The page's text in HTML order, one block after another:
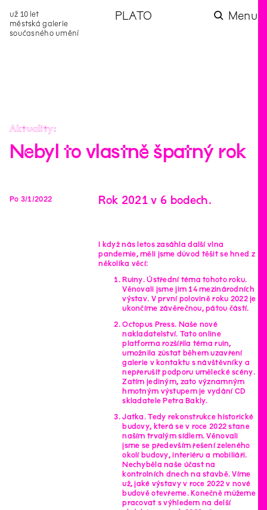
už 10 let
městská galerie
současného umění
PLATO Menu
Aktuality
Nebyl to vlastně špatný rok
Po 3/1/2022 Rok 2021 v 6 bodech.
I když nás letos zasáhla další vlna
pandemie, měli jsme důvod těšit se hned z
několika věcí:
Ruiny. Ústřední téma tohoto roku.
Věnovali jsme jim 14 mezinárodních
výstav. V první polovině roku 2022 je
ukončíme závěrečnou, pátou částí.
Octopus Press. Naše nové
nakladatelství. Tato online
platforma rozšířila téma ruin,
umožnila zůstat během uzavření
galerie v kontaktu s návštěvníky a
nepřerušit podporu umělecké scény.
Zatím jediným, zato významným
hmotným výstupem je vydání CD
skladatele Petra Bakly.
Jatka. Tedy rekonstrukce historické
budovy, která se v roce 2022 stane
naším trvalým sídlem. Věnovali
jsme se především řešení zeleného
okolí budovy, interiéru a mobiliáři.
Nechyběla naše účast na
kontrolních dnech na stavbě. Víme
už, jaké výstavy v roce 2022 v nové
budově otevřeme. Konečně můžeme
pracovat s výhledem na delší